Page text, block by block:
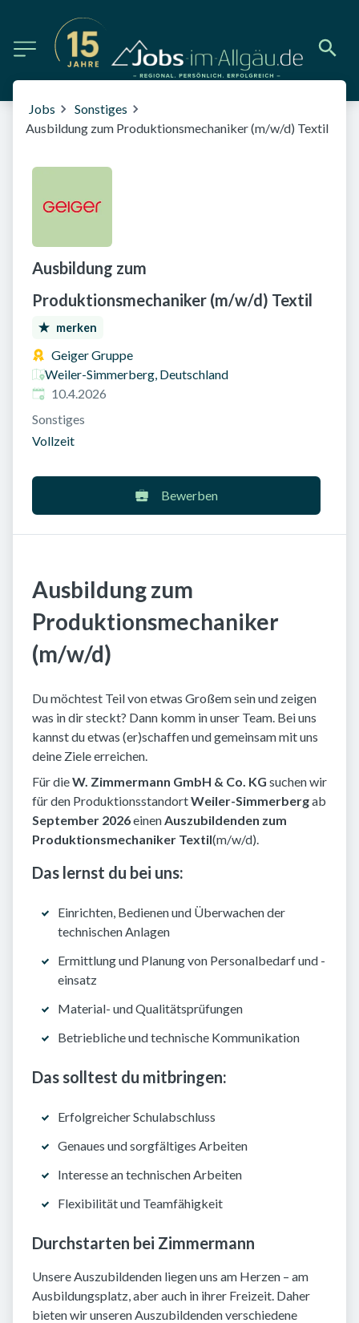
Jobs
Sonstiges
Ausbildung zum Produktionsmechaniker (m/w/d) Textil
Ausbildung zum
Produktionsmechaniker (m/w/d) Textil
merken
Geiger Gruppe
Weiler-Simmerberg, Deutschland
Veröffentlicht am
10.4.2026
Sonstiges
Vollzeit
Bewerben
Ausbildung zum
Produktionsmechaniker
(m/w/d)
Du möchtest Teil von etwas Großem sein und zeigen
was in dir steckt? Dann komm in unser Team. Bei uns
kannst du etwas (er)schaffen und gemeinsam mit uns
deine Ziele erreichen.
Für dieW. Zimmermann GmbH & Co. KG suchen wir
für den ProduktionsstandortWeiler-Simmerbergab
September 2026einenAuszubildenden zum
Produktionsmechaniker Textil(m/w/d).
Das lernst du bei uns:
Einrichten, Bedienen und Überwachen der
technischen Anlagen
Ermittlung und Planung von Personalbedarf und -
einsatz
Material- und Qualitätsprüfungen
Betriebliche und technische Kommunikation
Das solltest du mitbringen:
Erfolgreicher Schulabschluss
Genaues und sorgfältiges Arbeiten
Interesse an technischen Arbeiten
Flexibilität und Teamfähigkeit
Durchstarten bei Zimmermann
Unsere Auszubildenden liegen uns am Herzen – am
Ausbildungsplatz, aber auch in ihrer Freizeit. Daher
bieten wir unseren Auszubildenden verschiedene